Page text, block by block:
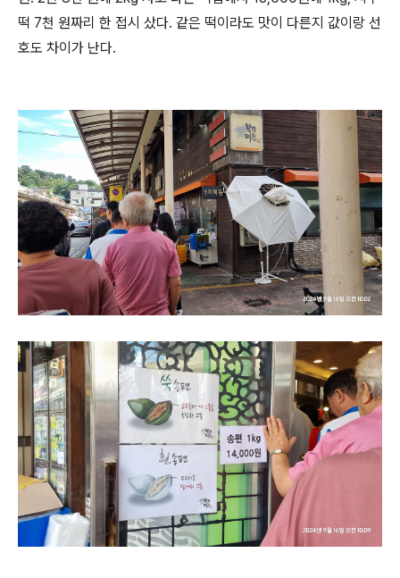
떡 7천 원짜리 한 접시 샀다. 같은 떡이라도 맛이 다른지 값이랑 선
호도 차이가 난다.